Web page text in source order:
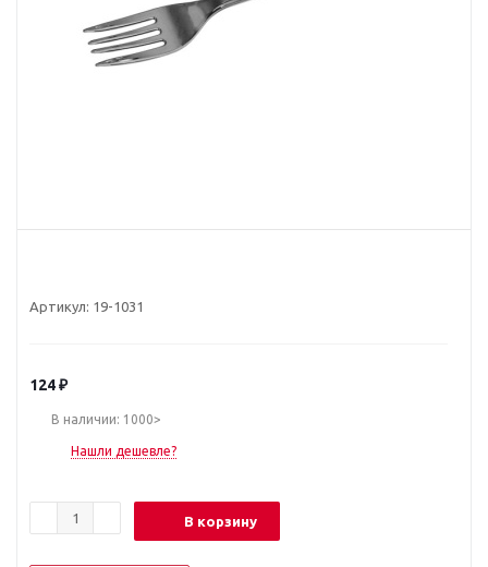
Артикул: 19-1031
124₽
В наличии: 1000>
Нашли дешевле?
В корзину